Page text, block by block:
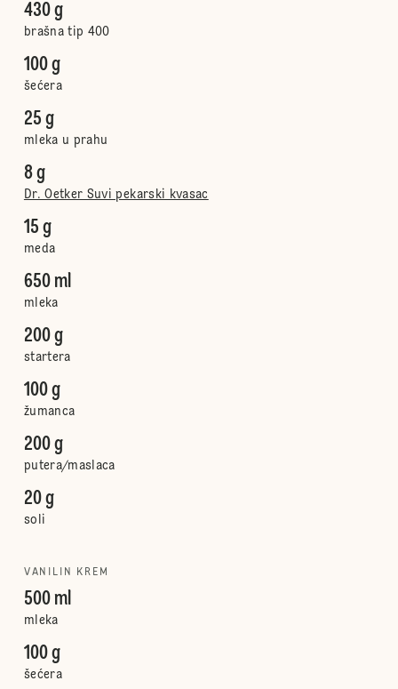
430 g
brašna tip 400
100 g
šećera
25 g
mleka u prahu
8 g
Dr. Oetker Suvi pekarski kvasac
15 g
meda
650 ml
mleka
200 g
startera
100 g
žumanca
200 g
putera/maslaca
20 g
soli
VANILIN KREM
500 ml
mleka
100 g
šećera